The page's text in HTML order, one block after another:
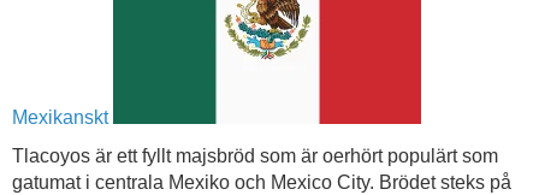
Mexikanskt
Tlacoyos är ett fyllt majsbröd som är oerhört populärt som
gatumat i centrala Mexiko och Mexico City. Brödet steks på